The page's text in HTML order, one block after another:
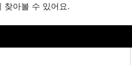
찾아볼 수 있어요.